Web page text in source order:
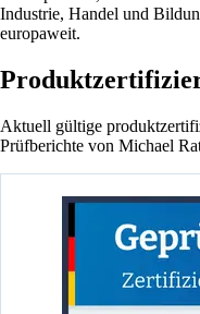
Industrie, Handel und
europaweit.
Aktuell gültige
Prüfberichte von Michael